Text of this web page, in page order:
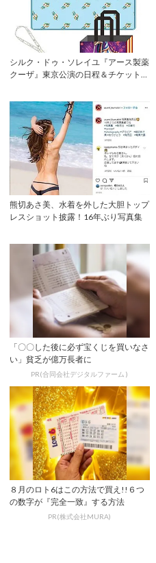
シルク・ドゥ・ソレイユ『アース製薬
クーザ』東京公演の日程＆チケット情
熊切あさ美、水着を外した大胆トップ
レスショット披露！16年ぶり写真集
「〇〇した後に必ず宝くじを買いなさ
い」貧乏が億万長者に
PR(合同会社デジタルファーム )
８月のロト6はこの方法で買え!!６つ
の数字が『完全一致』する方法
PR(株式会社MURA)